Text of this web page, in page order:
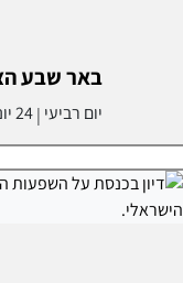
באר שבע
יום רביעי |24 יוני 2026